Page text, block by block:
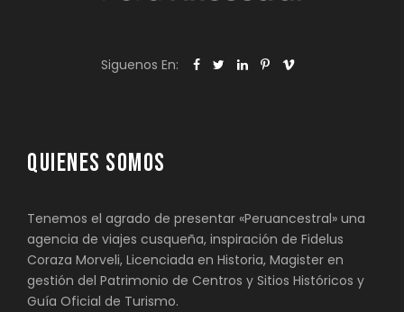
Siguenos En:
QUIENES SOMOS
Tenemos el agrado de presentar «Peruancestral» una
agencia de viajes cusqueña, inspiración de Fidelus
Coraza Morveli, Licenciada en Historia, Magister en
gestión del Patrimonio de Centros y Sitios Históricos y
Guía Oficial de Turismo.